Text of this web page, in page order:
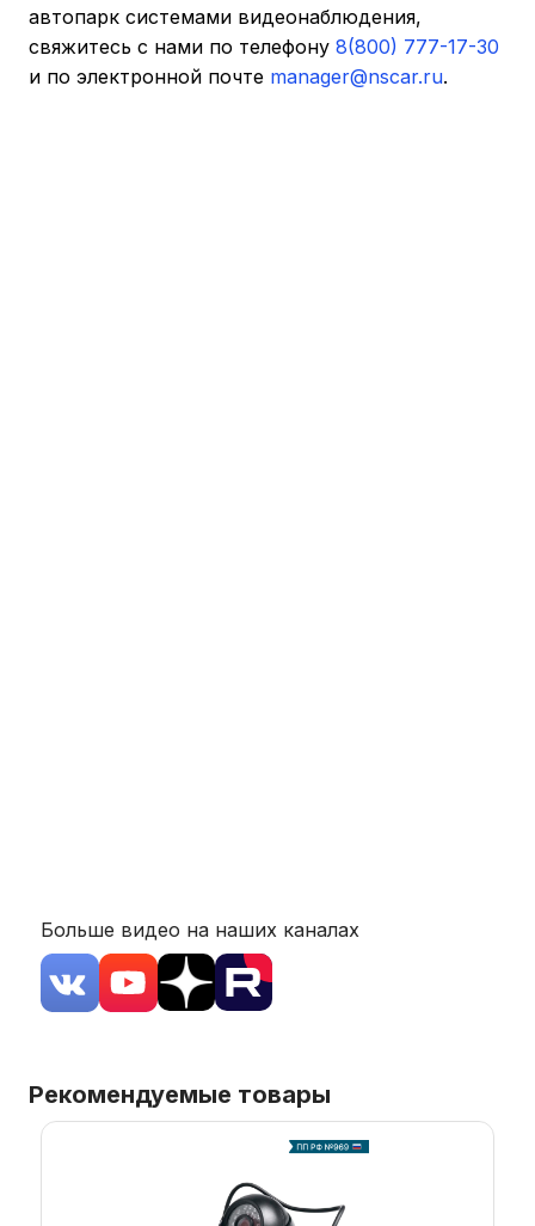
автопарк системами видеонаблюдения,
свяжитесь с нами по телефону 8(800) 777-17-30
и по электронной почте manager@nscar.ru.
Больше видео на наших каналах
Рекомендуемые товары